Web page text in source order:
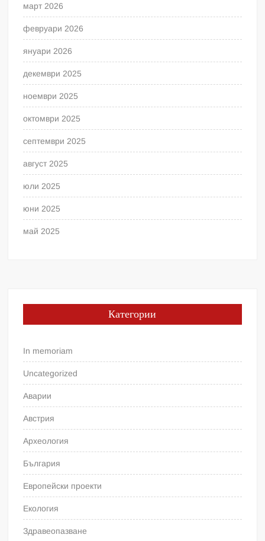
март 2026
февруари 2026
януари 2026
декември 2025
ноември 2025
октомври 2025
септември 2025
август 2025
юли 2025
юни 2025
май 2025
Категории
In memoriam
Uncategorized
Аварии
Австрия
Археология
България
Европейски проекти
Екология
Здравеопазване